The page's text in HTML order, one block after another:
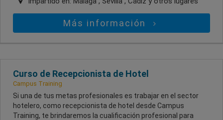
Más información
Curso de Recepcionista de Hotel
Campus Training
Si una de tus metas profesionales es trabajar en el sector
hotelero, como recepcionista de hotel desde Campus
Training, te brindaremos la cualificación profesional para